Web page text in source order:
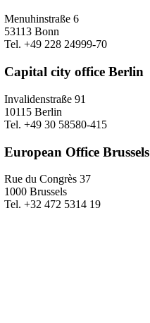
Menuhinstraße 6
53113 Bonn
Tel. +49 228 24999-70
Capital city office Berlin
Invalidenstraße 91
10115 Berlin
Tel. +49 30 58580-415
European Office Brussels
Rue du Congrès 37
1000 Brussels
Tel. +32 472 5314 19